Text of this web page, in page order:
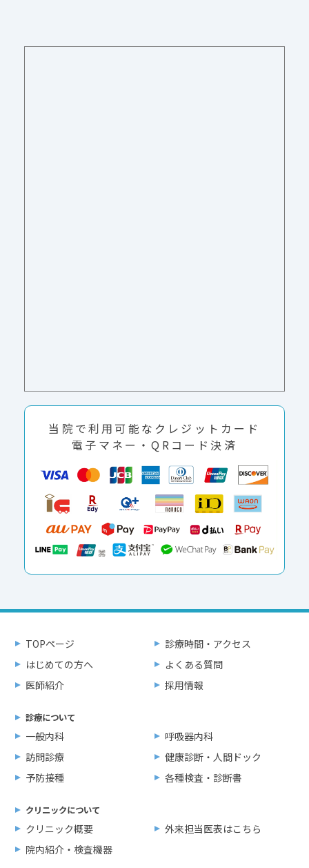
当院で利用可能なクレジットカード
電子マネー・QRコード決済
TOPページ
はじめての方へ
医師紹介
診療時間・アクセス
よくある質問
採用情報
診療について
一般内科
呼吸器内科
訪問診療
健康診断・人間ドック
予防接種
各種検査・診断書
クリニックについて
クリニック概要
外来担当医表はこちら
院内紹介・検査機器